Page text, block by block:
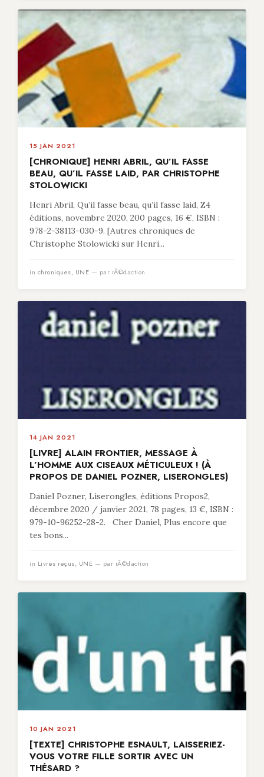
15 JAN 2021
[CHRONIQUE] HENRI ABRIL, QU’IL FASSE
BEAU, QU’IL FASSE LAID, PAR CHRISTOPHE
STOLOWICKI
Henri Abril, Qu’il fasse beau, qu’il fasse laid, Z4
éditions, novembre 2020, 200 pages, 16 €, ISBN :
978-2-38113-030-9. [Autres chroniques de
Christophe Stolowicki sur Henri...
in chroniques, UNE — par rÃ©daction
14 JAN 2021
[LIVRE] ALAIN FRONTIER, MESSAGE À
L’HOMME AUX CISEAUX MÉTICULEUX ! (À
PROPOS DE DANIEL POZNER, LISERONGLES)
Daniel Pozner, Liserongles, éditions Propos2,
décembre 2020 / janvier 2021, 78 pages, 13 €, ISBN :
979-10-96252-28-2. Cher Daniel, Plus encore que
tes bons...
in Livres reçus, UNE — par rÃ©daction
10 JAN 2021
[TEXTE] CHRISTOPHE ESNAULT, LAISSERIEZ-
VOUS VOTRE FILLE SORTIR AVEC UN
THÉSARD ?